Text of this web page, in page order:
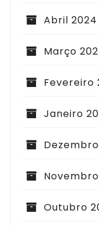
Abril 2024
Março
Fevereiro
Janeiro
Outubro